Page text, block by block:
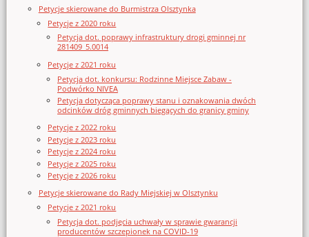
Petycje skierowane do Burmistrza Olsztynka
Petycje z 2020 roku
Petycja dot. poprawy infrastruktury drogi gminnej nr
281409_5.0014
Petycje z 2021 roku
Petycja dot. konkursu: Rodzinne Miejsce Zabaw -
Podwórko NIVEA
Petycja dotycząca poprawy stanu i oznakowania dwóch
odcinków dróg gminnych biegących do granicy gminy
Petycje z 2022 roku
Petycje z 2023 roku
Petycje z 2024 roku
Petycje z 2025 roku
Petycje z 2026 roku
Petycje skierowane do Rady Miejskiej w Olsztynku
Petycje z 2021 roku
Petycja dot. podjęcia uchwały w sprawie gwarancji
producentów szczepionek na COVID-19